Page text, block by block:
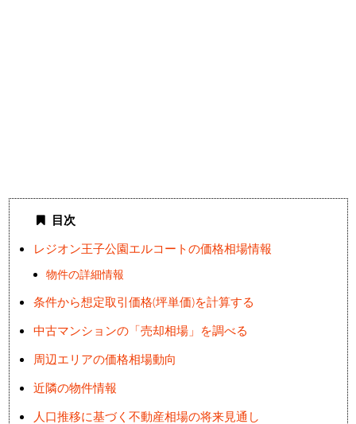
目次
レジオン王子公園エルコートの価格相場情報
物件の詳細情報
条件から想定取引価格(坪単価)を計算する
中古マンションの「売却相場」を調べる
周辺エリアの価格相場動向
近隣の物件情報
人口推移に基づく不動産相場の将来見通し